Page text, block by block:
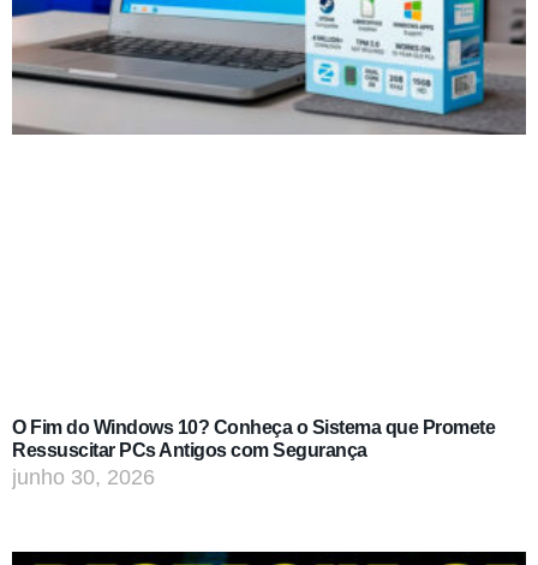
O Fim do Windows 10? Conheça o Sistema que Promete
Ressuscitar PCs Antigos com Segurança
junho 30, 2026